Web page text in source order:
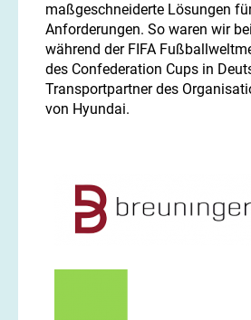
maßgeschneiderte Lösungen
Anforderungen. So waren wir
während der FIFA
des Confederation Cups in
Transportpartner des
von Hyundai.